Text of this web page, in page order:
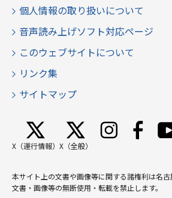
個人情報の取り扱いについて
音声読み上げソフト対応ページ
このウェブサイトについて
リンク集
サイトマップ
X（運行情報） X（全般）
本サイト上の文書や画像等に関する諸権利は名古
文書・画像等の無断使用・転載を禁止します。